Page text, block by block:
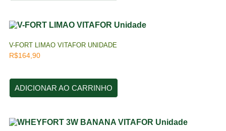
V-FORT LIMAO VITAFOR UNIDADE
R$164,90
ADICIONAR AO CARRINHO